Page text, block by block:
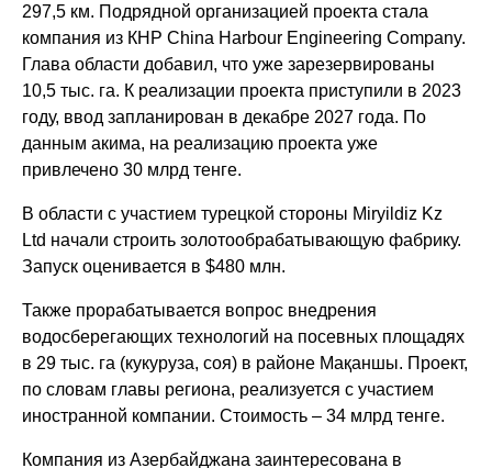
297,5 км. Подрядной организацией проекта стала
компания из КНР China Harbour Engineering Company.
Глава области добавил, что уже зарезервированы
10,5 тыс. га. К реализации проекта приступили в 2023
году, ввод запланирован в декабре 2027 года. По
данным акима, на реализацию проекта уже
привлечено 30 млрд тенге.
В области с участием турецкой стороны Miryildiz Kz
Ltd начали строить золотообрабатывающую фабрику.
Запуск оценивается в $480 млн.
Также прорабатывается вопрос внедрения
водосберегающих технологий на посевных площадях
в 29 тыс. га (кукуруза, соя) в районе Мақаншы. Проект,
по словам главы региона, реализуется с участием
иностранной компании. Стоимость – 34 млрд тенге.
Компания из Азербайджана заинтересована в